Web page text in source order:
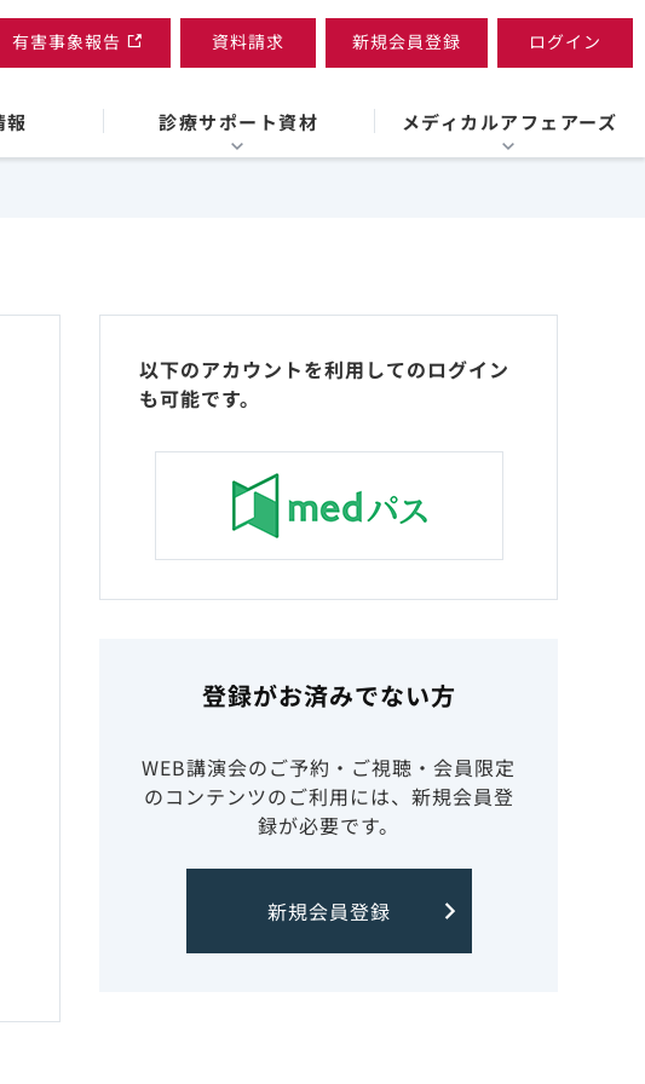
有害事象報告 資料請求 新規会員登録 ログイン
報 診療サポート資材 メディカルアフェアーズ
以下のアカウントを利用してのログイン
も可能です。
登録がお済みでない方
WEB講演会のご予約・ご視聴・会員限定
のコンテンツのご利用には、新規会員登
録が必要です。
新規会員登録